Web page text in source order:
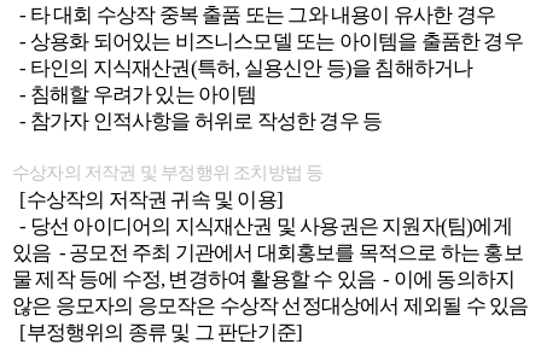
- 타 대회 수상작 중복 출품 또는 그와 내용이 유사한 경우
- 상용화 되어있는 비즈니스모델 또는 아이템을 출품한 경우
- 타인의 지식재산권(특허, 실용신안 등)을 침해하거나
- 침해할 우려가 있는 아이템
- 참가자 인적사항을 허위로 작성한 경우 등
수상자의 저작권 및 부정행위 조치방법 등
[수상작의 저작권 귀속 및 이용]
- 당선 아이디어의 지식재산권 및 사용권은 지원자(팀)에게
있음 - 공모전 주최 기관에서 대회홍보를 목적으로 하는 홍보
물 제작 등에 수정, 변경하여 활용할 수 있음 - 이에 동의하지
않은 응모자의 응모작은 수상작 선정대상에서 제외될 수 있음
[부정행위의 종류 및 그 판단기준]